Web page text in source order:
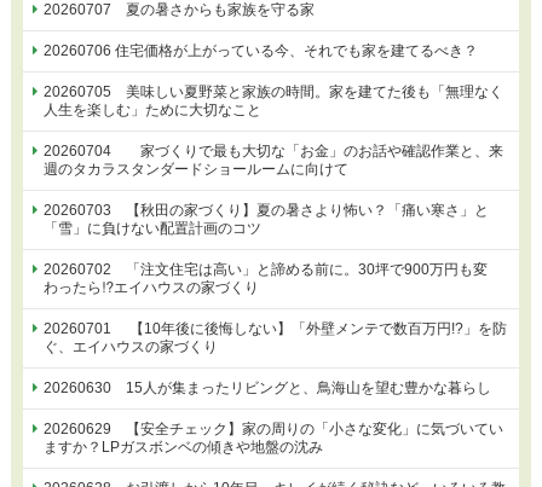
20260707 夏の暑さからも家族を守る家
20260706 住宅価格が上がっている今、それでも家を建てるべき？
20260705 美味しい夏野菜と家族の時間。家を建てた後も「無理なく
人生を楽しむ」ために大切なこと
20260704 家づくりで最も大切な「お金」のお話や確認作業と、来
週のタカラスタンダードショールームに向けて
20260703 【秋田の家づくり】夏の暑さより怖い？「痛い寒さ」と
「雪」に負けない配置計画のコツ
20260702 「注文住宅は高い」と諦める前に。30坪で900万円も変
わったら⁉エイハウスの家づくり
20260701 【10年後に後悔しない】「外壁メンテで数百万円!?」を防
ぐ、エイハウスの家づくり
20260630 15人が集まったリビングと、鳥海山を望む豊かな暮らし
20260629 【安全チェック】家の周りの「小さな変化」に気づいてい
ますか？LPガスボンベの傾きや地盤の沈み